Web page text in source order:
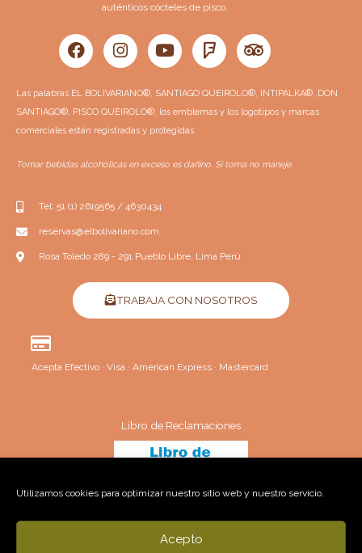
Utilizamos cookies para optimizar nuestro sitio web y nuestro servicio.
Acepto
auténticos cócteles de pisco.
F
a
c
b
o
o
I
n
s
a
g
r
m
Y
o
u
u
b
e
F
o
u
s
q
r
T
r
i
a
d
s
Las palabras EL BOLIVARIANO®, SANTIAGO QUEIROLO®, INTIPALKA®, DON
SANTIAGO®, PISCO QUEIROLO®, los emblemas y los logotipos y marcas
comerciales están registradas y protegidas.
Tomar bebidas alcohólicas en exceso es dañino. Si toma no maneje.
Tel: 51 (1) 2619565 / 4630434
reservas@elbolivariano.com
Rosa Toledo 289 - 291 Pueblo Libre, Lima Perú
TRABAJA CON NOSOTROS
Acepta Efectivo · Visa · American Express · Mastercard
Libro de Reclamaciones